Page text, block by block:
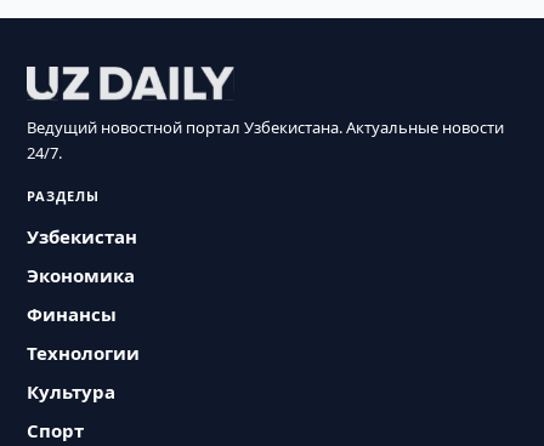
Ведущий новостной портал Узбекистана. Актуальные новости
24/7.
РАЗДЕЛЫ
Узбекистан
Экономика
Финансы
Технологии
Культура
Спорт